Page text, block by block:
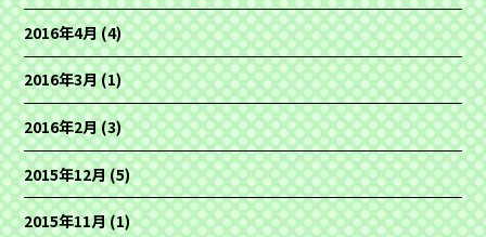
2016年4月(4)
2016年3月(1)
2016年2月(3)
2015年12月(5)
2015年11月(1)